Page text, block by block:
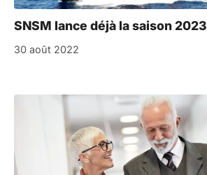
SNSM lance déjà la saison 2023
30 août 2022